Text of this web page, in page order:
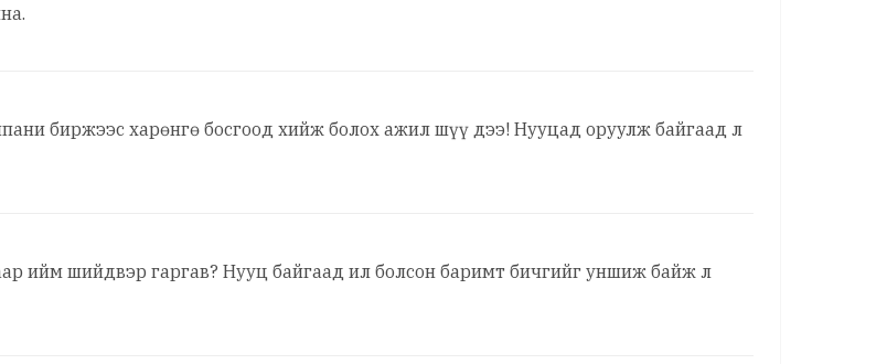
биржээс харөнгө босгоод хийж болох ажил шүү дээ! Нууцад оруулж байгаад л
ийм шийдвэр гаргав? Нууц байгаад ил болсон баримт бичгийг уншиж байж л